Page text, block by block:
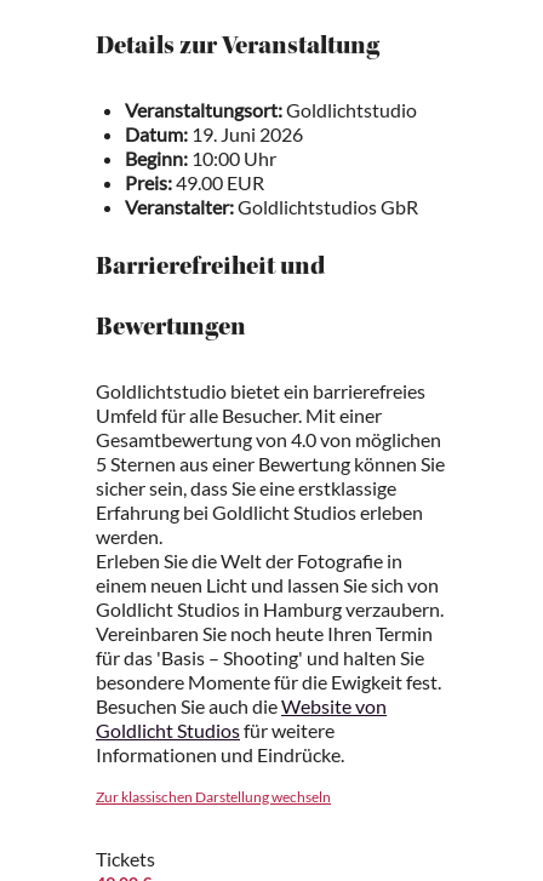
Details zur Veranstaltung
Veranstaltungsort:Goldlichtstudio
Datum: 19. Juni 2026
Beginn: 10:00 Uhr
Preis:49.00 EUR
Veranstalter:Goldlichtstudios GbR
Barrierefreiheit und
Bewertungen
Goldlichtstudio bietet ein barrierefreies
Umfeld für alle Besucher. Mit einer
Gesamtbewertung von 4.0 von möglichen
5 Sternen aus einer Bewertung können Sie
sicher sein, dass Sie eine erstklassige
Erfahrung bei Goldlicht Studios erleben
werden.
Erleben Sie die Welt der Fotografie in
einem neuen Licht und lassen Sie sich von
Goldlicht Studios in Hamburg verzaubern.
Vereinbaren Sie noch heute Ihren Termin
für das 'Basis – Shooting' und halten Sie
besondere Momente für die Ewigkeit fest.
Besuchen Sie auch dieWebsite von
Goldlicht Studiosfür weitere
Informationen und Eindrücke.
Zur klassischen Darstellung wechseln
Tickets